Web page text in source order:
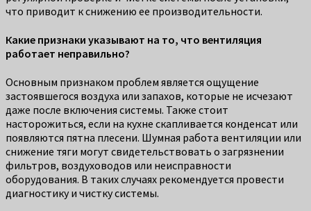
что приводит к снижению ее производительности.
Какие признаки указывают на то, что вентиляция
работает неправильно?
Основным признаком проблем является ощущение
застоявшегося воздуха или запахов, которые не исчезают
даже после включения системы. Также стоит
насторожиться, если на кухне скапливается конденсат или
появляются пятна плесени. Шумная работа вентиляции или
снижение тяги могут свидетельствовать о загрязнении
фильтров, воздуховодов или неисправности
оборудования. В таких случаях рекомендуется провести
диагностику и чистку системы.